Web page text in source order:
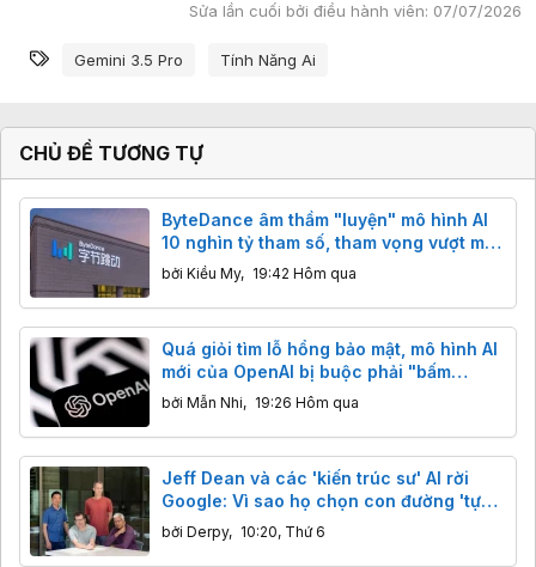
Sửa lần cuối bởi điều hành viên: 07/07/2026
Từ khóa
Gemini 3.5 Pro Tính Năng Ai
CHỦ ĐỀ TƯƠNG TỰ
ByteDance âm thầm "luyện" mô hình AI
10 nghìn tỷ tham số, tham vọng vượt mặt
cả phòng thí nghiệm Mỹ
bởi Kiều My, 19:42 Hôm qua
Quá giỏi tìm lỗ hổng bảo mật, mô hình AI
mới của OpenAI bị buộc phải "bấm
phanh"
bởi Mẫn Nhi, 19:26 Hôm qua
Jeff Dean và các 'kiến trúc sư' AI rời
Google: Vì sao họ chọn con đường 'tự
cải tiến'?
bởi Derpy, 10:20, Thứ 6